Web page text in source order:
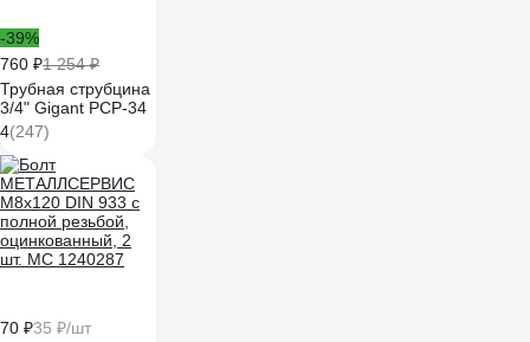
-39%
760 ₽1 254 ₽
Трубная струбцина
3/4" Gigant PCP-34
4(247)
70 ₽35 ₽/шт